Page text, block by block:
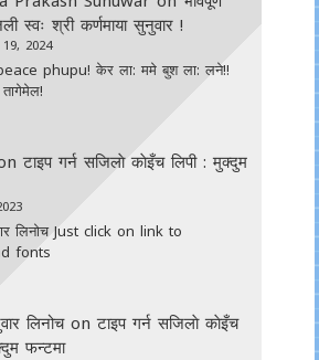
स्वः श्री कर्णमाया सुनुवार !
2024
phupu! केर ला: ममे बुश ला: लने!!
तागेमेल!
टाइप गर्न सजिलाे काेइँच लिपी : मुक्दुम
लिनोच Just click on link to
fonts
लिनोचonटाइप गर्न सजिलाे काेइँच
फन्टमा